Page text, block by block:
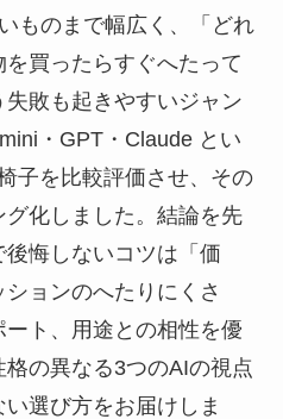
ものまで幅広く、「どれ
買ったらすぐへたって
敗も起きやすいジャン
・GPT・Claude とい
子を比較評価させ、その
化しました。結論を先
悔しないコツは「価
ョンのへたりにくさ
ート、用途との相性を優
の異なる3つのAIの視点
選び方をお届けしま